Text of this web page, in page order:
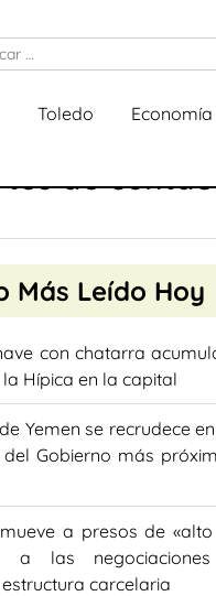
Toledo Economía
de
Más Leído Hoy
con chatarra
Hípica en la capital
Yemen se recrudece
Gobierno más
a presos de
a las
carcelaria